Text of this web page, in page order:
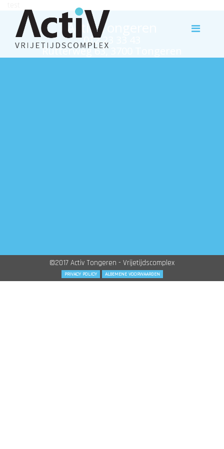
Activ Tongeren
012 23 33 43
Rutterweg 63, 3700 Tongeren
©2017 Activ Tongeren - Vrijetijdscomplex
PRIVACY POLICY ALGEMENE VOORWAARDEN